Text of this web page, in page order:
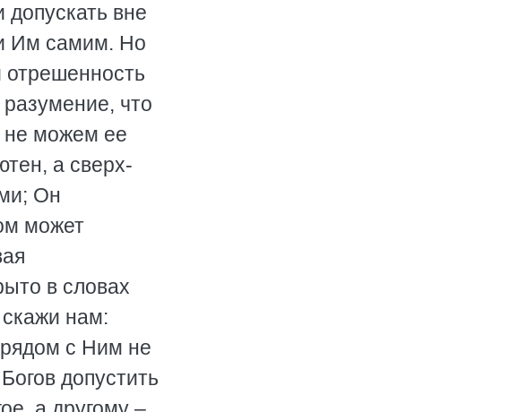
вне
Им самим. Но
отрешенность
что
не можем ее
а сверх-
Он
может
в словах
нам:
рядом с Ним не
допустить